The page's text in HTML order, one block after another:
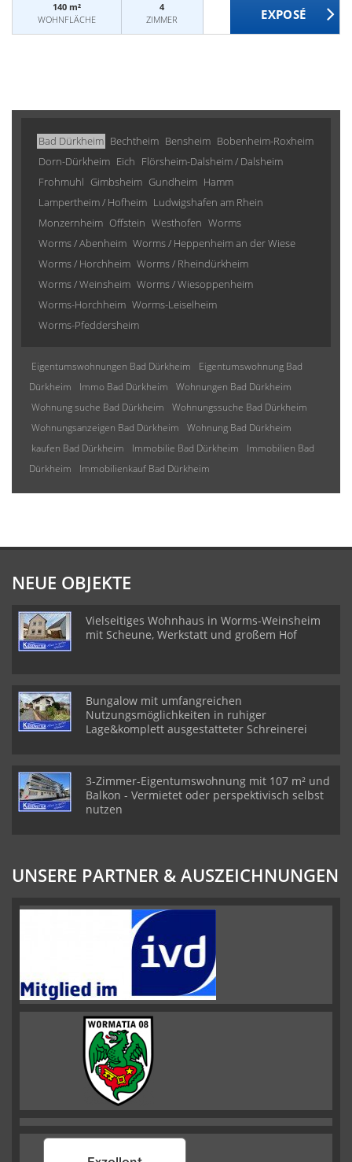
140 m²
WOHNFLÄCHE
4
ZIMMER
Bad Dürkheim Bechtheim Bensheim Bobenheim-Roxheim
Dorn-Dürkheim Eich Flörsheim-Dalsheim / Dalsheim
Frohmuhl Gimbsheim Gundheim Hamm
Lampertheim / Hofheim Ludwigshafen am Rhein
Monzernheim Offstein Westhofen Worms
Worms / Abenheim Worms / Heppenheim an der Wiese
Worms / Horchheim Worms / Rheindürkheim
Worms / Weinsheim Worms / Wiesoppenheim
Worms-Horchheim Worms-Leiselheim
Worms-Pfeddersheim
Eigentumswohnungen Bad Dürkheim
Eigentumswohnung Bad
Dürkheim
Immo Bad Dürkheim
Wohnungen Bad Dürkheim
Wohnung suche Bad Dürkheim
Wohnungssuche Bad Dürkheim
Wohnungsanzeigen Bad Dürkheim
Wohnung Bad Dürkheim
kaufen Bad Dürkheim
Immobilie Bad Dürkheim
Immobilien Bad
Dürkheim
Immobilienkauf Bad Dürkheim
NEUE OBJEKTE
Vielseitiges Wohnhaus in Worms-Weinsheim
mit Scheune, Werkstatt und großem Hof
Bungalow mit umfangreichen
Nutzungsmöglichkeiten in ruhiger
Lage&komplett ausgestatteter Schreinerei
3-Zimmer-Eigentumswohnung mit 107 m² und
Balkon - Vermietet oder perspektivisch selbst
nutzen
UNSERE PARTNER & AUSZEICHNUNGEN